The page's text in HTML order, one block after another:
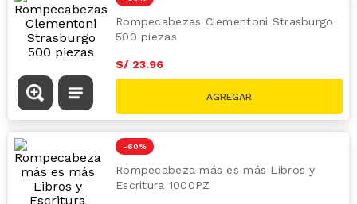
S/59.90
Rompecabezas Clementoni Strasburgo
S/ 23.96
S/59.90